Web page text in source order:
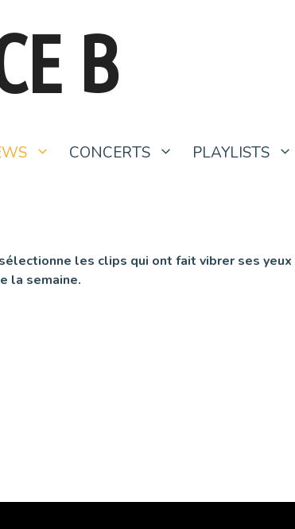
B
CONCERTS PLAYLISTS
sélectionne les clips qui ont fait vibrer ses
la semaine.